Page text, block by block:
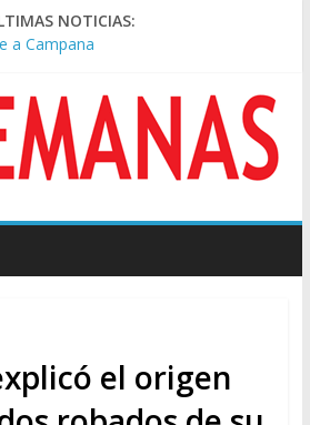
NOTICIAS:
calificó de “ficción judicial” el
a Campana
masiva marcha a Plaza de Mayo de
sociales
Leandro Rud, histórico representante
el origen